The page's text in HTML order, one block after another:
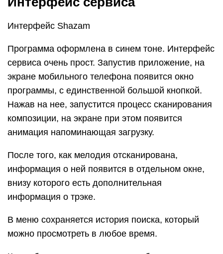
Интерфейс Shazam
Программа оформлена в синем тоне. Интерфейс
сервиса очень прост. Запустив приложение, на
экране мобильного телефона появится окно
программы, с единственной большой кнопкой.
Нажав на нее, запустится процесс сканирования
композиции, на экране при этом появится
анимация напоминающая загрузку.
После того, как мелодия отсканирована,
информация о ней появится в отдельном окне,
внизу которого есть дополнительная
информация о трэке.
В меню сохраняется история поиска, который
можно просмотреть в любое время.